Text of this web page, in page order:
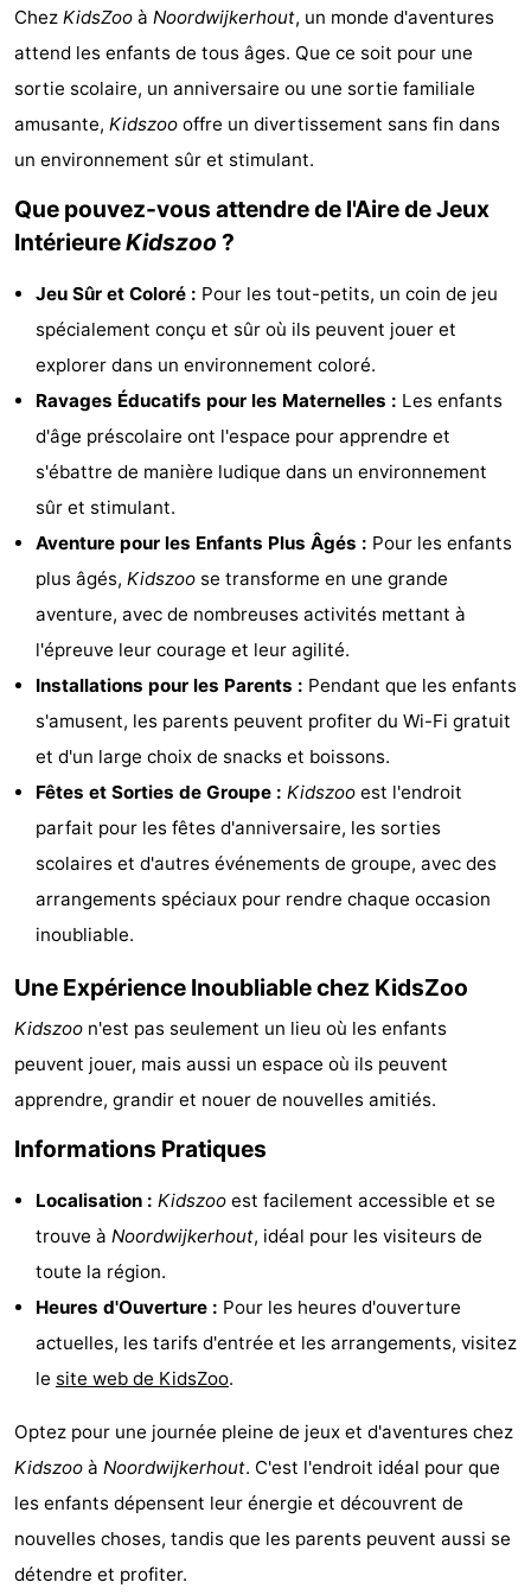
Noordduinen
Duinrell
Hôtels
Last
minutes
Plages
et
faire
Lieux
d'intérêt
-
Monuments
-
Terrains
jeux
intérieures
Experiences
Centres
bien-
Nature
Piscines
-
Faire
du
vélo
Randonnée
-
Équitation
-
Terrains
golf
-
Peche
-
manger
Pratiques
Route
Chez KidsZoo à Noordwijkerhout, un monde d'aventures
attend les enfants de tous âges. Que ce soit pour une
sortie scolaire, un anniversaire ou une sortie familiale
amusante, Kidszoo offre un divertissement sans fin dans
un environnement sûr et stimulant.
Que pouvez-vous attendre de l'Aire de Jeux
IntérieureKidszoo ?
Jeu Sûr et Coloré : Pour les tout-petits, un coin de jeu
spécialement conçu et sûr où ils peuvent jouer et
explorer dans un environnement coloré.
Ravages Éducatifs pour les Maternelles : Les enfants
d'âge préscolaire ont l'espace pour apprendre et
s'ébattre de manière ludique dans un environnement
sûr et stimulant.
Aventure pour les Enfants Plus Âgés : Pour les enfants
plus âgés, Kidszoo se transforme en une grande
aventure, avec de nombreuses activités mettant à
l'épreuve leur courage et leur agilité.
Installations pour les Parents : Pendant que les enfants
s'amusent, les parents peuvent profiter du Wi-Fi gratuit
et d'un large choix de snacks et boissons.
Fêtes et Sorties de Groupe : Kidszoo est l'endroit
parfait pour les fêtes d'anniversaire, les sorties
scolaires et d'autres événements de groupe, avec des
arrangements spéciaux pour rendre chaque occasion
inoubliable.
Une Expérience Inoubliable chez KidsZoo
Kidszoo n'est pas seulement un lieu où les enfants
peuvent jouer, mais aussi un espace où ils peuvent
apprendre, grandir et nouer de nouvelles amitiés.
Informations Pratiques
Localisation : Kidszoo est facilement accessible et se
trouve à Noordwijkerhout, idéal pour les visiteurs de
toute la région.
Heures d'Ouverture : Pour les heures d'ouverture
actuelles, les tarifs d'entrée et les arrangements, visitez
le site web de KidsZoo.
Optez pour une journée pleine de jeux et d'aventures chez
Kidszoo à Noordwijkerhout. C'est l'endroit idéal pour que
les enfants dépensent leur énergie et découvrent de
nouvelles choses, tandis que les parents peuvent aussi se
détendre et profiter.